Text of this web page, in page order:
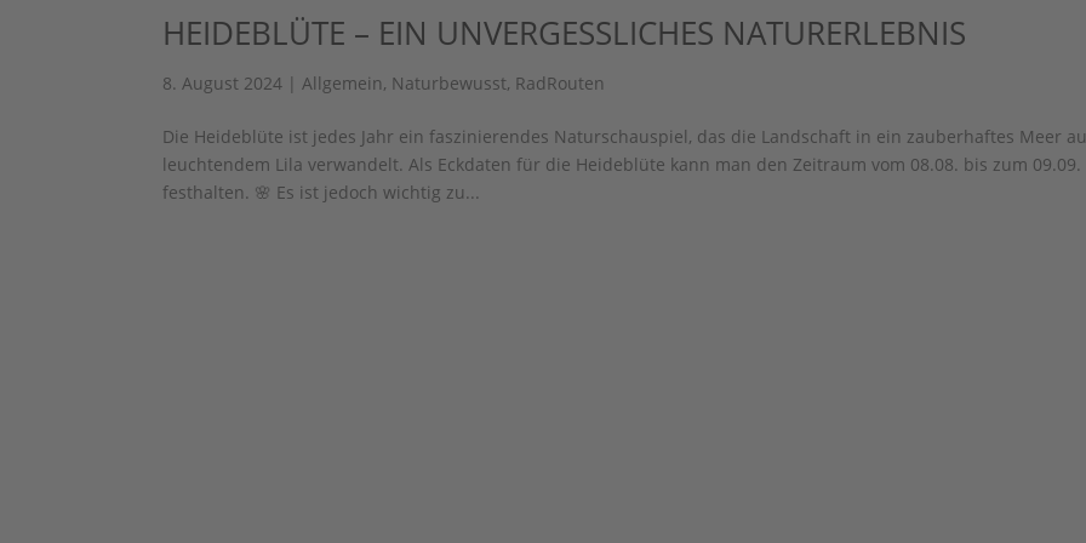
HEIDEBLÜTE – EIN UNVERGESSLICHES NATURERLEBNIS
8. August 2024 |Allgemein, Naturbewusst, RadRouten
Die Heideblüte ist jedes Jahr ein faszinierendes Naturschauspiel, das die Landschaft in ein zauberhaftes Meer
leuchtendem Lila verwandelt. Als Eckdaten für die Heideblüte kann man den Zeitraum vom 08.08. bis zum 09.09.
festhalten. 🌸 Es ist jedoch wichtig zu...